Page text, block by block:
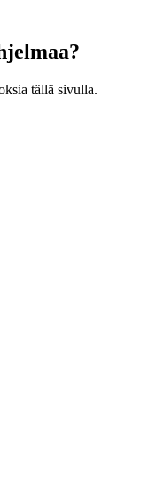
tällä sivulla.